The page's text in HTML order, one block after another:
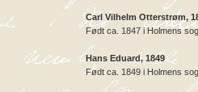
Carl Vilhelm Otterstrøm,
Født ca. 1847 i Holmens
Hans Eduard, 1849
Født ca. 1849 i Holmens